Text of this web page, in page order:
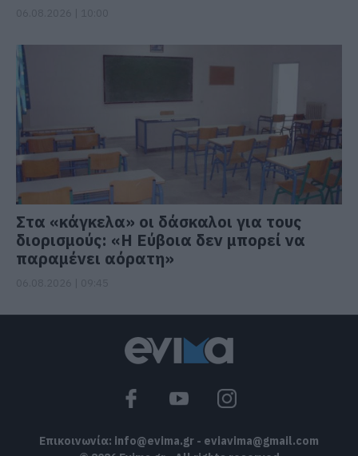
Στα «κάγκελα» οι δάσκαλοι για τους
διορισμούς: «Η Εύβοια δεν μπορεί να
παραμένει αόρατη»
Επικοινωνία: info@evima.gr - eviavima@gmail.com